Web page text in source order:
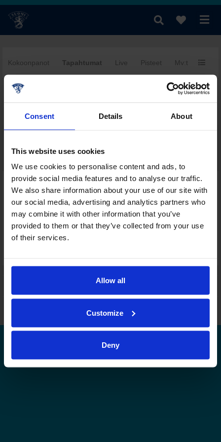
Consent Details About
This website uses cookies
We use cookies to personalise content and ads, to
provide social media features and to analyse our traffic.
We also share information about your use of our site with
our social media, advertising and analytics partners who
may combine it with other information that you’ve
provided to them or that they’ve collected from your use
of their services.
Allow all
Customize
Deny
Kokoonpanot Tapahtumat Live Pisteet Mv:t
Päivän muut ottelut tässä sarjassa
Sarjataulukko
Joukkuekortit
Tämä sarja tulospalvelussa
Finhockey.fi
Suomen Jääkiekkoliitto | Kaikki oikeudet pidätetään |